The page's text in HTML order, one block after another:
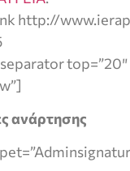
http://
top=”20″
ανάρτησης